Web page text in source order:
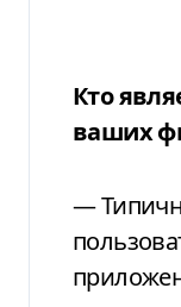
Кто
ваших
—